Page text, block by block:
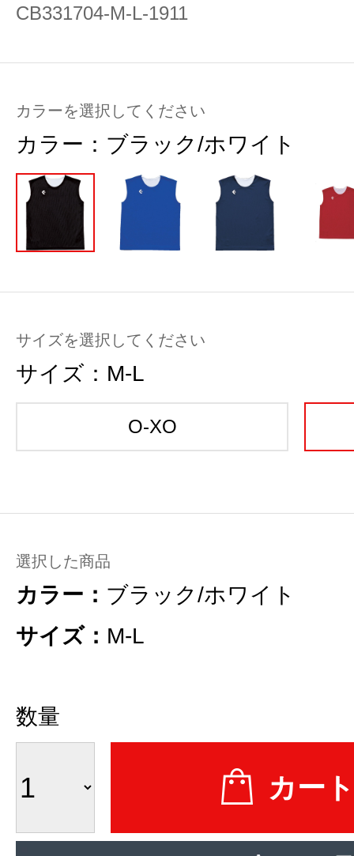
CB331704-M-L-1911
カラーを選択してください
カラー： ブラック/ホワイト
サイズを選択してください
サイズ： M-L
O-XO
選択した商品
カラー： ブラック/ホワイト
サイズ： M-L
数量